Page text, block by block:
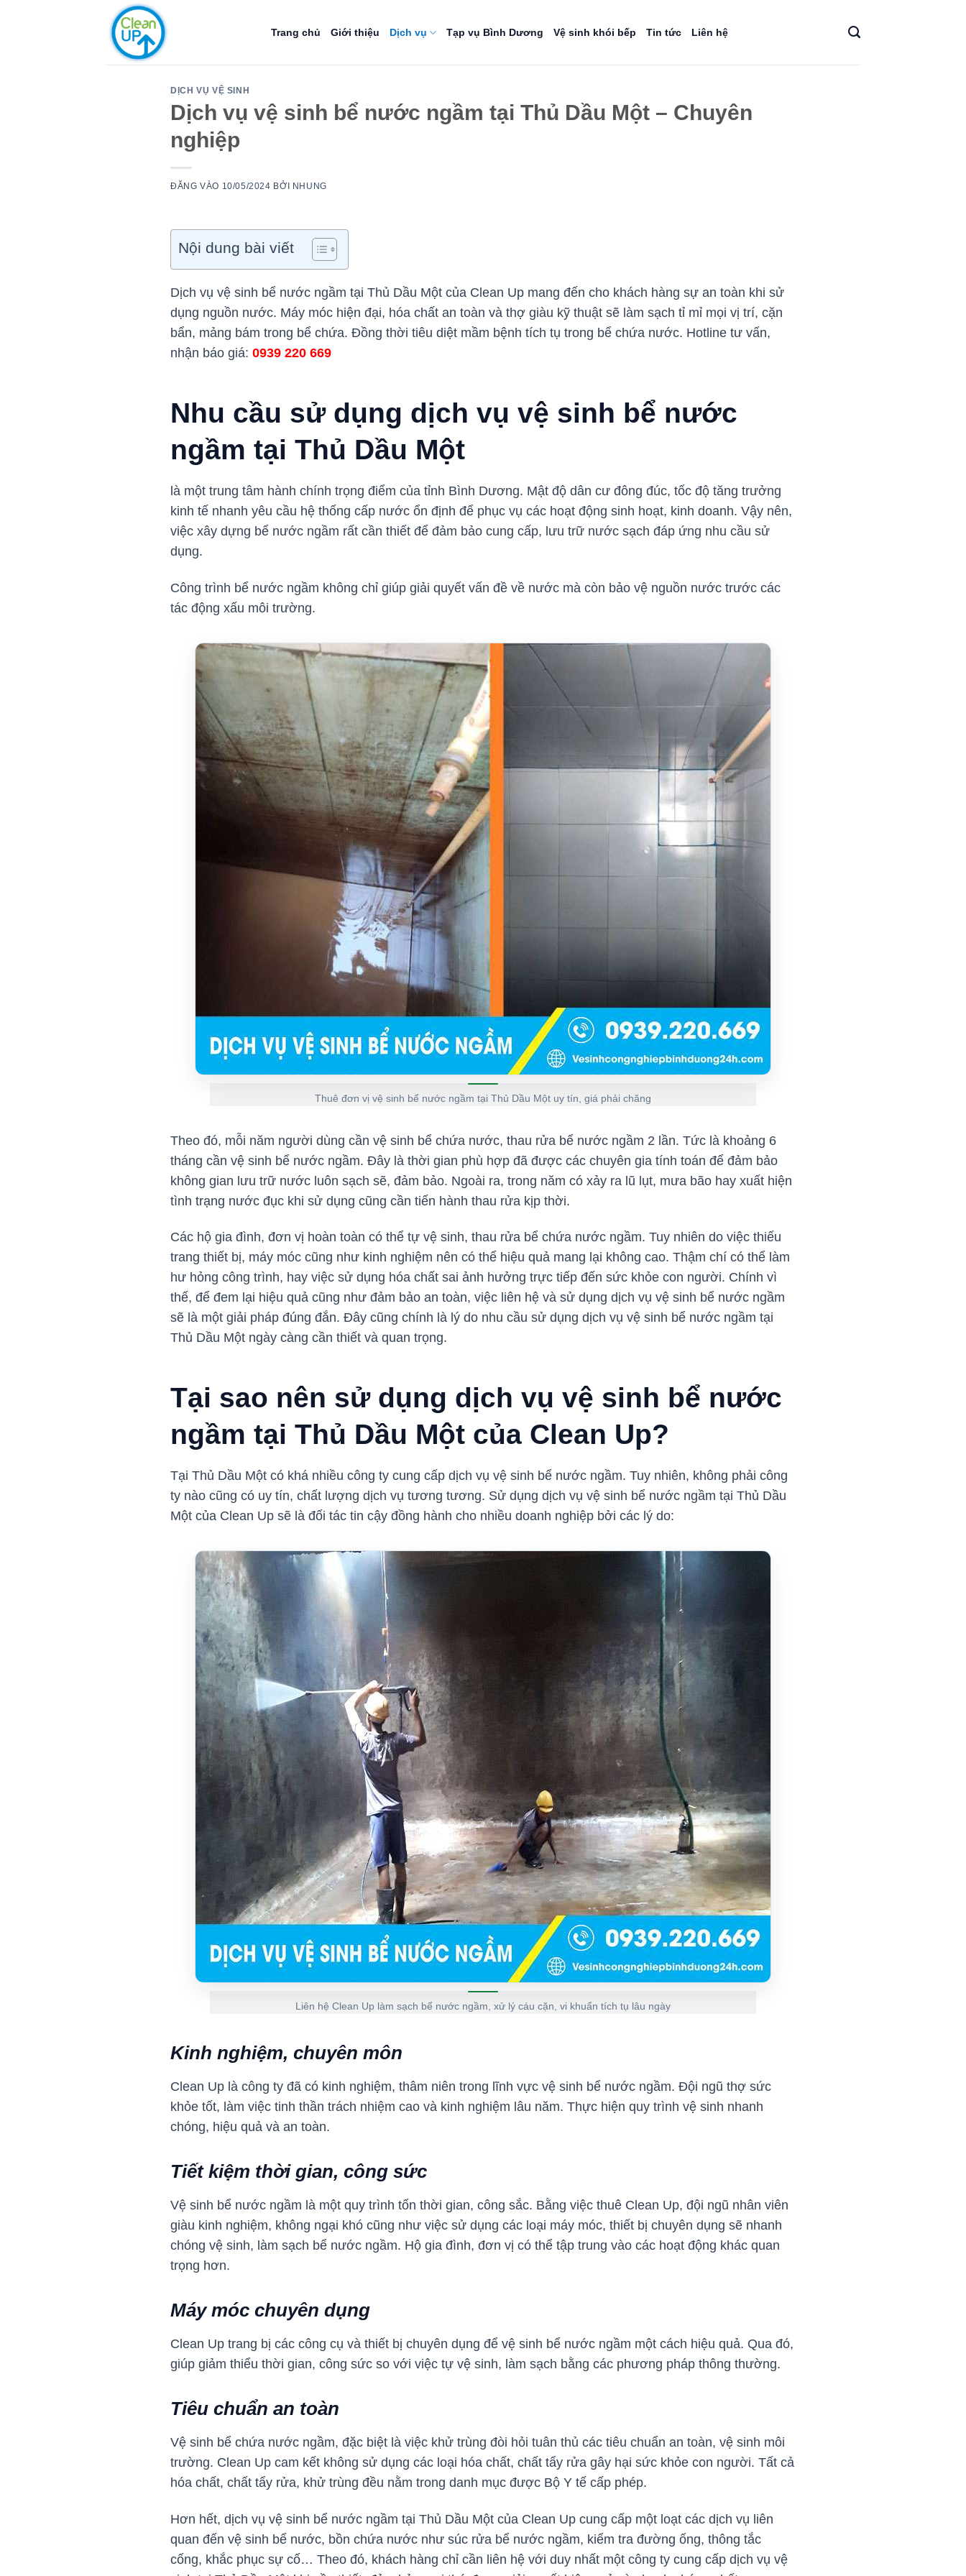
Trang chủ Giới thiệu Dịch vụ Tạp vụ Bình Dương Vệ sinh khói bếp Tin tức Liên hệ
DỊCH VỤ VỆ SINH
Dịch vụ vệ sinh bể nước ngầm tại Thủ Dầu Một – Chuyên
nghiệp
ĐĂNG VÀO 10/05/2024 BỞI NHUNG
Nội dung bài viết
Dịch vụ vệ sinh bể nước ngầm tại Thủ Dầu Một của Clean Up mang đến cho khách hàng sự an toàn khi sử
dụng nguồn nước. Máy móc hiện đại, hóa chất an toàn và thợ giàu kỹ thuật sẽ làm sạch tỉ mỉ mọi vị trí, cặn
bẩn, mảng bám trong bể chứa. Đồng thời tiêu diệt mầm bệnh tích tụ trong bể chứa nước. Hotline tư vấn,
nhận báo giá: 0939 220 669
Nhu cầu sử dụng dịch vụ vệ sinh bể nước
ngầm tại Thủ Dầu Một
là một trung tâm hành chính trọng điểm của tỉnh Bình Dương. Mật độ dân cư đông đúc, tốc độ tăng trưởng
kinh tế nhanh yêu cầu hệ thống cấp nước ổn định để phục vụ các hoạt động sinh hoạt, kinh doanh. Vậy nên,
việc xây dựng bể nước ngầm rất cần thiết để đảm bảo cung cấp, lưu trữ nước sạch đáp ứng nhu cầu sử
dụng.
Công trình bể nước ngầm không chỉ giúp giải quyết vấn đề về nước mà còn bảo vệ nguồn nước trước các
tác động xấu môi trường.
Thuê đơn vị vệ sinh bể nước ngầm tại Thủ Dầu Một uy tín, giá phải chăng
Theo đó, mỗi năm người dùng cần vệ sinh bể chứa nước, thau rửa bể nước ngầm 2 lần. Tức là khoảng 6
tháng cần vệ sinh bể nước ngầm. Đây là thời gian phù hợp đã được các chuyên gia tính toán để đảm bảo
không gian lưu trữ nước luôn sạch sẽ, đảm bảo. Ngoài ra, trong năm có xảy ra lũ lụt, mưa bão hay xuất hiện
tình trạng nước đục khi sử dụng cũng cần tiến hành thau rửa kịp thời.
Các hộ gia đình, đơn vị hoàn toàn có thể tự vệ sinh, thau rửa bể chứa nước ngầm. Tuy nhiên do việc thiếu
trang thiết bị, máy móc cũng như kinh nghiệm nên có thể hiệu quả mang lại không cao. Thậm chí có thể làm
hư hỏng công trình, hay việc sử dụng hóa chất sai ảnh hưởng trực tiếp đến sức khỏe con người. Chính vì
thế, để đem lại hiệu quả cũng như đảm bảo an toàn, việc liên hệ và sử dụng dịch vụ vệ sinh bể nước ngầm
sẽ là một giải pháp đúng đắn. Đây cũng chính là lý do nhu cầu sử dụng dịch vụ vệ sinh bể nước ngầm tại
Thủ Dầu Một ngày càng cần thiết và quan trọng.
Tại sao nên sử dụng dịch vụ vệ sinh bể nước
ngầm tại Thủ Dầu Một của Clean Up?
Tại Thủ Dầu Một có khá nhiều công ty cung cấp dịch vụ vệ sinh bể nước ngầm. Tuy nhiên, không phải công
ty nào cũng có uy tín, chất lượng dịch vụ tương tương. Sử dụng dịch vụ vệ sinh bể nước ngầm tại Thủ Dầu
Một của Clean Up sẽ là đối tác tin cậy đồng hành cho nhiều doanh nghiệp bởi các lý do:
Liên hệ Clean Up làm sạch bể nước ngầm, xử lý cáu cặn, vi khuẩn tích tụ lâu ngày
Kinh nghiệm, chuyên môn
Clean Up là công ty đã có kinh nghiệm, thâm niên trong lĩnh vực vệ sinh bể nước ngầm. Đội ngũ thợ sức
khỏe tốt, làm việc tinh thần trách nhiệm cao và kinh nghiệm lâu năm. Thực hiện quy trình vệ sinh nhanh
chóng, hiệu quả và an toàn.
Tiết kiệm thời gian, công sức
Vệ sinh bể nước ngầm là một quy trình tốn thời gian, công sắc. Bằng việc thuê Clean Up, đội ngũ nhân viên
giàu kinh nghiệm, không ngại khó cũng như việc sử dụng các loại máy móc, thiết bị chuyên dụng sẽ nhanh
chóng vệ sinh, làm sạch bể nước ngầm. Hộ gia đình, đơn vị có thể tập trung vào các hoạt động khác quan
trọng hơn.
Máy móc chuyên dụng
Clean Up trang bị các công cụ và thiết bị chuyên dụng để vệ sinh bể nước ngầm một cách hiệu quả. Qua đó,
giúp giảm thiểu thời gian, công sức so với việc tự vệ sinh, làm sạch bằng các phương pháp thông thường.
Tiêu chuẩn an toàn
Vệ sinh bể chứa nước ngầm, đặc biệt là việc khử trùng đòi hỏi tuân thủ các tiêu chuẩn an toàn, vệ sinh môi
trường. Clean Up cam kết không sử dụng các loại hóa chất, chất tẩy rửa gây hại sức khỏe con người. Tất cả
hóa chất, chất tẩy rửa, khử trùng đều nằm trong danh mục được Bộ Y tế cấp phép.
Hơn hết, dịch vụ vệ sinh bể nước ngầm tại Thủ Dầu Một của Clean Up cung cấp một loạt các dịch vụ liên
quan đến vệ sinh bể nước, bồn chứa nước như súc rửa bể nước ngầm, kiểm tra đường ống, thông tắc
cống, khắc phục sự cố… Theo đó, khách hàng chỉ cần liên hệ với duy nhất một công ty cung cấp dịch vụ vệ